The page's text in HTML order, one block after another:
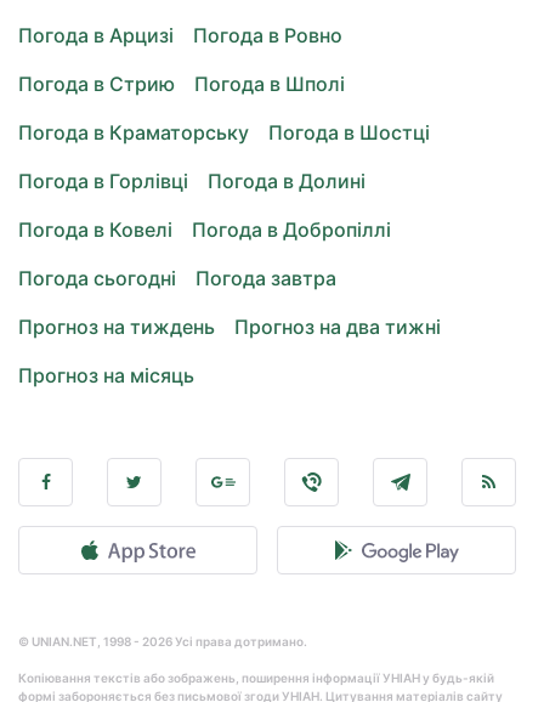
Погода в Арцизі
Погода в Ровно
Погода в Стрию
Погода в Шполі
Погода в Краматорську
Погода в Шостці
Погода в Горлівці
Погода в Долині
Погода в Ковелі
Погода в Добропіллі
Погода сьогодні
Погода завтра
Прогноз на тиждень
Прогноз на два тижні
Прогноз на місяць
© UNIAN.NET, 1998 - 2026 Усі права дотримано.
Копіювання текстів або зображень, поширення інформації УНІАН у будь-якій
формі забороняється без письмової згоди УНІАН. Цитування матеріалів сайту